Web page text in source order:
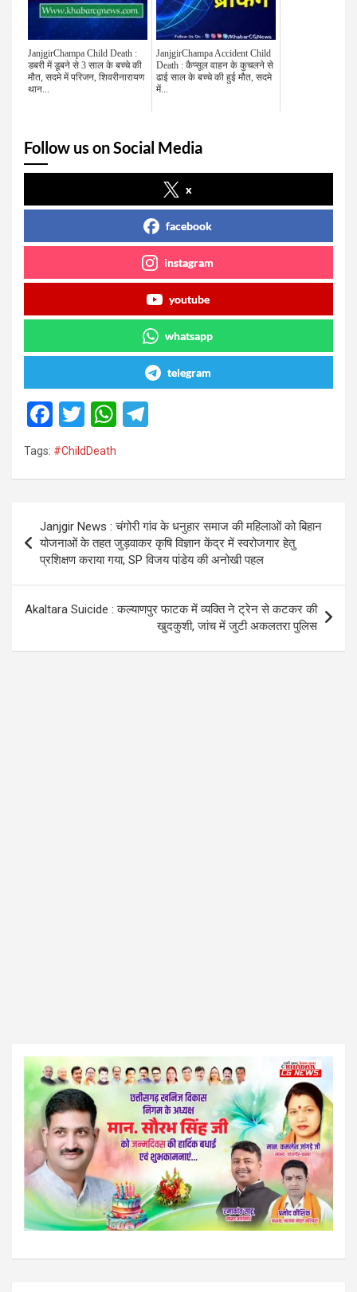
JanjgirChampa Child Death :
डबरी में डूबने से 3 साल के बच्चे की
मौत, सदमे में परिजन, शिवरीनारायण
थान...
JanjgirChampa Accident Child
Death : कैप्सूल वाहन के कुचलने से
ढाई साल के बच्चे की हुई मौत, सदमे
में...
Follow us on Social Media
x
facebook
instagram
youtube
whatsapp
telegram
F
a
ce
o
o
k
T
wi
tt
W
A
p
p
a
m
Tags: #ChildDeath
navigation
Janjgir News : चंगोरी गांव के धनुहार समाज की महिलाओं को बिहान
योजनाओं के तहत जुड़वाकर कृषि विज्ञान केंद्र में स्वरोजगार हेतु
प्रशिक्षण कराया गया, SP विजय पांडेय की अनोखी पहल
Akaltara Suicide : कल्याणपुर फाटक में व्यक्ति ने ट्रेन से कटकर की
खुदकुशी, जांच में जुटी अकलतरा पुलिस